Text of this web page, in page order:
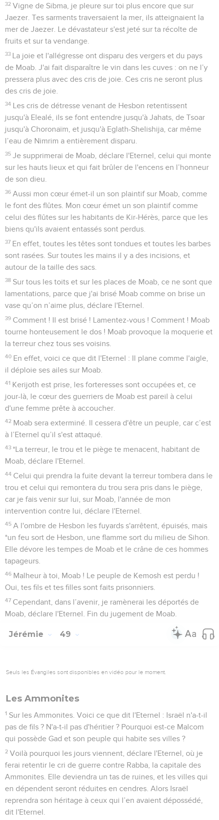
32 Vigne de Sibma, je pleure sur toi plus encore que sur
Jaezer. Tes sarments traversaient la mer, ils atteignaient la
mer de Jaezer. Le dévastateur s'est jeté sur ta récolte de
fruits et sur ta vendange.
33 La joie et l'allégresse ont disparu des vergers et du pays
de Moab. J'ai fait disparaître le vin dans les cuves : on ne l’y
pressera plus avec des cris de joie. Ces cris ne seront plus
des cris de joie.
34 Les cris de détresse venant de Hesbon retentissent
jusqu'à Elealé, ils se font entendre jusqu'à Jahats, de Tsoar
jusqu'à Choronaïm, et jusqu'à Eglath-Shelishija, car même
l’eau de Nimrim a entièrement disparu.
35 Je supprimerai de Moab, déclare l'Eternel, celui qui monte
sur les hauts lieux et qui fait brûler de l'encens en l’honneur
de son dieu.
36 Aussi mon cœur émet-il un son plaintif sur Moab, comme
le font des flûtes. Mon cœur émet un son plaintif comme
celui des flûtes sur les habitants de Kir-Hérès, parce que les
biens qu'ils avaient entassés sont perdus.
37 En effet, toutes les têtes sont tondues et toutes les barbes
sont rasées. Sur toutes les mains il y a des incisions, et
autour de la taille des sacs.
38 Sur tous les toits et sur les places de Moab, ce ne sont que
lamentations, parce que j'ai brisé Moab comme on brise un
vase qu’on n’aime plus, déclare l'Eternel.
39 Comment ! Il est brisé ! Lamentez-vous ! Comment ! Moab
tourne honteusement le dos ! Moab provoque la moquerie et
la terreur chez tous ses voisins.
40 En effet, voici ce que dit l'Eternel : Il plane comme l'aigle,
il déploie ses ailes sur Moab.
41 Kerijoth est prise, les forteresses sont occupées et, ce
jour-là, le cœur des guerriers de Moab est pareil à celui
d'une femme prête à accoucher.
42 Moab sera exterminé. Il cessera d'être un peuple, car c’est
à l’Eternel qu’il s'est attaqué.
43 *La terreur, le trou et le piège te menacent, habitant de
Moab, déclare l'Eternel.
44 Celui qui prendra la fuite devant la terreur tombera dans le
trou et celui qui remontera du trou sera pris dans le piège,
car je fais venir sur lui, sur Moab, l'année de mon
intervention contre lui, déclare l'Eternel.
45 A l'ombre de Hesbon les fuyards s'arrêtent, épuisés, mais
*un feu sort de Hesbon, une flamme sort du milieu de Sihon.
Elle dévore les tempes de Moab et le crâne de ces hommes
tapageurs.
46 Malheur à toi, Moab ! Le peuple de Kemosh est perdu !
Oui, tes fils et tes filles sont faits prisonniers.
47 Cependant, dans l’avenir, je ramènerai les déportés de
Moab, déclare l'Eternel. Fin du jugement de Moab.
Jérémie 49
Seuls les Évangiles sont disponibles en vidéo pour le moment.
Les Ammonites
1 Sur les Ammonites. Voici ce que dit l'Eternel : Israël n'a-t-il
pas de fils ? N'a-t-il pas d'héritier ? Pourquoi est-ce Malcom
qui possède Gad et son peuple qui habite ses villes ?
2 Voilà pourquoi les jours viennent, déclare l'Eternel, où je
ferai retentir le cri de guerre contre Rabba, la capitale des
Ammonites. Elle deviendra un tas de ruines, et les villes qui
en dépendent seront réduites en cendres. Alors Israël
reprendra son héritage à ceux qui l’en avaient dépossédé,
dit l'Eternel.